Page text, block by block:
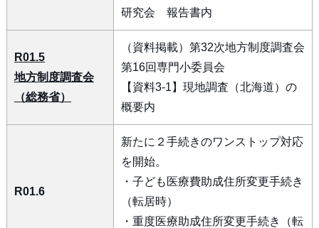
研究会 報告書内
R01.5
地方制度調査会
（総務省）
（資料掲載）第32次地方制度調査会
第16回専門小委員会
【資料3-1】現地調査（北海道）の
概要内
R01.6
新たに２手続きのワンストップ対応
を開始。
・子ども医療費助成住所変更手続き
（転居時）
・重度医療助成住所変更手続き（転